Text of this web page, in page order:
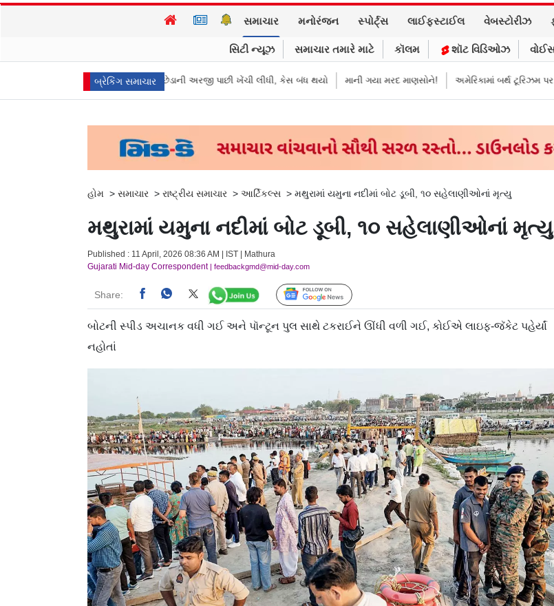
સમાચાર મનોરંજન સ્પોર્ટ્સ લાઈફસ્ટાઈલ વેબસ્ટોરીઝ
સિટી ન્યૂઝ સમાચાર તમારે માટે કૉલમ શૉટ વિડિઓઝ
બ્રેકિંગ સમાચાર
વિજયની પત્ની સંગીતાએ છૂટાછેડાની અરજી પાછી ખેંચી લીધી, કેસ બંધ થયો માની ગયા મરદ માણસોને! અમેરિકામાં બર્થ ટૂરિઝમ પર પ્રતિબંધ
હોમ > સમાચાર > રાષ્ટ્રીય સમાચાર > આર્ટિકલ્સ > મથુરામાં યમુના નદીમાં બોટ ડૂબી, ૧૦ સહેલાણીઓનાં મૃત્યુ
મથુરામાં યમુના નદીમાં બોટ ડૂબી, ૧૦ સહેલાણીઓનાં મૃત્યુ
Published : 11 April, 2026 08:36 AM | IST | Mathura
Gujarati Mid-day Correspondent| feedbackgmd@mid-day.com
Share: Follow Us
બોટની સ્પીડ અચાનક વધી ગઈ અને પૉન્ટૂન પુલ સાથે ટકરાઈને ઊંધી વળી ગઈ, કોઈએ લાઇફ-જૅકેટ પહેર્યાં
નહોતાં